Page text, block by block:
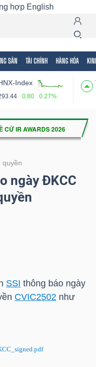
hợp English
SẢN TÀI CHÍNH HÀNG HÓA
Index
0.80 0.27%
quyền
ngày ĐKCC
SSI thông báo ngày
CVIC2502 như
Mã chứng khoán